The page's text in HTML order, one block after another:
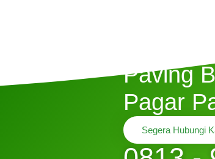
Butuh
Paving
Pagar
Segera Hubungi